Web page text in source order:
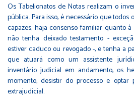
Os Tabelionatos de Notas realizam o
pública. Para isso, é necessário que
capazes; haja consenso familiar quanto
não tenha deixado testamento -
estiver caduco ou revogado -, e tenha a
que atuará como um assistente
inventário judicial em andamento, os
momento, desistir do processo e optar
extrajudicial.